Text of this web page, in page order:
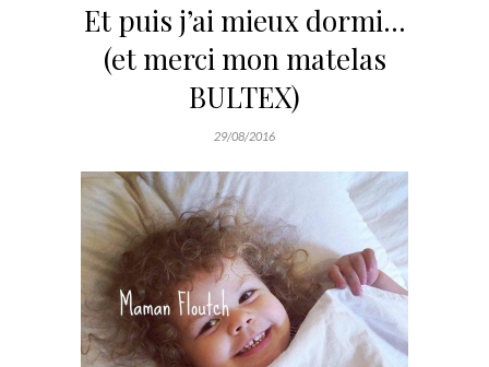
Et puis j’ai mieux dormi…
(et merci mon matelas
BULTEX)
29/08/2016